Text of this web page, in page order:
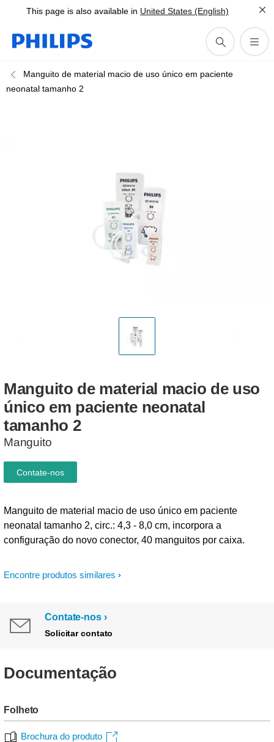
This page is also available in United States (English)
Manguito de material macio de uso único em paciente
neonatal tamanho 2
Manguito de material macio de uso
único em paciente neonatal
tamanho 2
Manguito
Encontre produtos similares
Manguito de material macio de uso único em paciente
neonatal tamanho 2, circ.: 4,3 - 8,0 cm, incorpora a
configuração do novo conector, 40 manguitos por caixa.
Contate-nos
Contate-nos
Solicitar contato
Documentação
Folheto
Brochura do produto